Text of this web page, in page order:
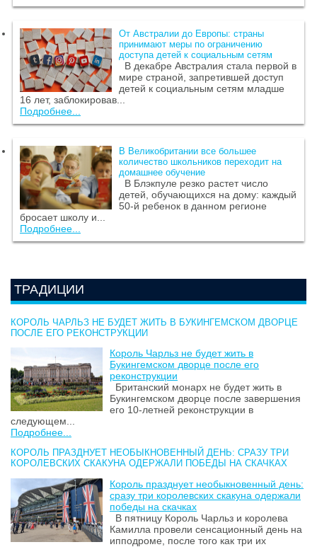
От Австралии до Европы: страны
принимают меры по ограничению
доступа детей к социальным сетям
В декабре Австралия стала первой в
мире страной, запретившей доступ
детей к социальным сетям младше
16 лет, заблокировав...
Подробнее...
В Великобритании все большее
количество школьников переходит на
домашнее обучение
В Блэкпуле резко растет число
детей, обучающихся на дому: каждый
50-й ребенок в данном регионе
бросает школу и...
Подробнее...
ТРАДИЦИИ
КОРОЛЬ ЧАРЛЬЗ НЕ БУДЕТ ЖИТЬ В БУКИНГЕМСКОМ ДВОРЦЕ
ПОСЛЕ ЕГО РЕКОНСТРУКЦИИ
Король Чарльз не будет жить в
Букингемском дворце после его
реконструкции
Британский монарх не будет жить в
Букингемском дворце после завершения
его 10-летней реконструкции в
следующем...
Подробнее...
КОРОЛЬ ПРАЗДНУЕТ НЕОБЫКНОВЕННЫЙ ДЕНЬ: СРАЗУ ТРИ
КОРОЛЕВСКИХ СКАКУНА ОДЕРЖАЛИ ПОБЕДЫ НА СКАЧКАХ
Король празднует необыкновенный день:
сразу три королевских скакуна одержали
победы на скачках
В пятницу Король Чарльз и королева
Камилла провели сенсационный день на
ипподроме, после того как три их